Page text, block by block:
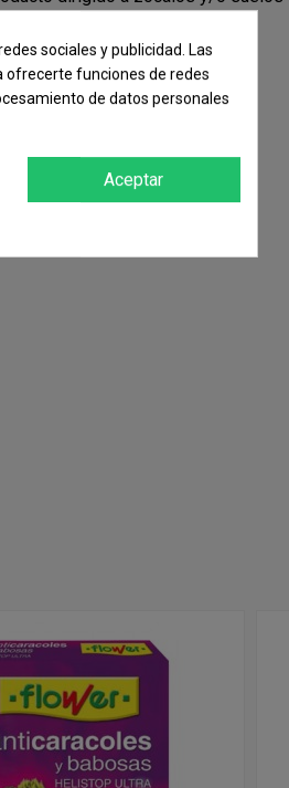
las zonas tratadas.
de usarlo»
de registro 19-30-06283
sociales y publicidad. Las
ofrecerte funciones de redes
de datos personales
Aceptar